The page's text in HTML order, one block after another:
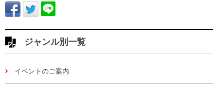
ジャンル別一覧
イベントのご案内